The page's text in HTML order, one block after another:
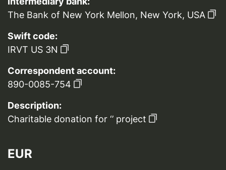
The Bank of New York Mellon, New York, USA
Swift code:
IRVT US 3N
Correspondent account:
890-0085-754
Description:
Charitable donation for ‘’ project
EUR